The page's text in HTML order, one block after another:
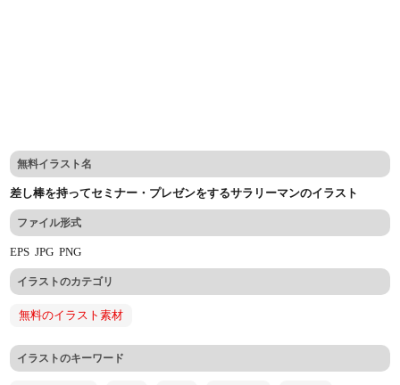
無料イラスト名
差し棒を持ってセミナー・プレゼンをするサラリーマンのイラスト
ファイル形式
EPSJPGPNG
イラストのカテゴリ
無料のイラスト素材
イラストのキーワード